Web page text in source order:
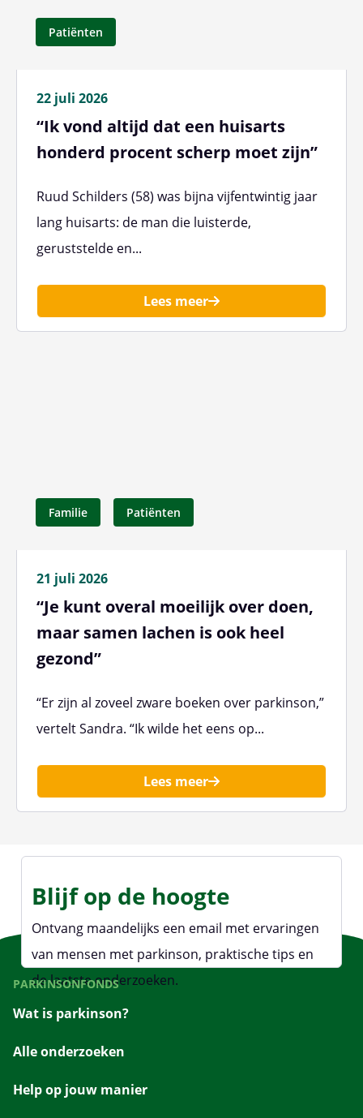
Patiënten
22 juli 2026
“Ik vond altijd dat een huisarts
honderd procent scherp moet zijn”
Ruud Schilders (58) was bijna vijfentwintig jaar
lang huisarts: de man die luisterde,
geruststelde en...
Lees meer
Familie Patiënten
21 juli 2026
“Je kunt overal moeilijk over doen,
maar samen lachen is ook heel
gezond”
“Er zijn al zoveel zware boeken over parkinson,”
vertelt Sandra. “Ik wilde het eens op...
Lees meer
Blijf op de hoogte
Ontvang maandelijks een email met ervaringen
van mensen met parkinson, praktische tips en
de laatste onderzoeken.
PARKINSONFONDS
Wat is parkinson?
Alle onderzoeken
Help op jouw manier